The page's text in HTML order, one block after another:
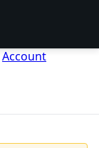
Account